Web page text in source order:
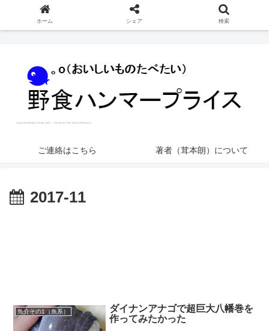
ご連絡はこちら 著者（茸本朗）について
2017-11
魚介その1（魚系）
ダイナンアナゴで超巨大八幡巻を
作ってみたかった
ホーム シェア 検索